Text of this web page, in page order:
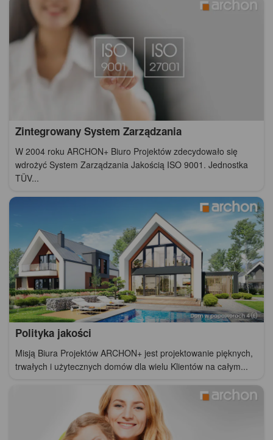
Zintegrowany System Zarządzania
W 2004 roku ARCHON+ Biuro Projektów zdecydowało się
wdrożyć System Zarządzania Jakością ISO 9001. Jednostka
TÜV...
Polityka jakości
Misją Biura Projektów ARCHON+ jest projektowanie pięknych,
trwałych i użytecznych domów dla wielu Klientów na całym...